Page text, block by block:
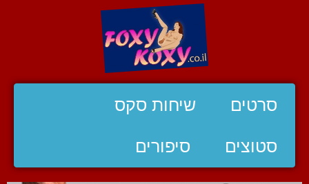
סרטים שיחות סקס
סטוצים סיפורים